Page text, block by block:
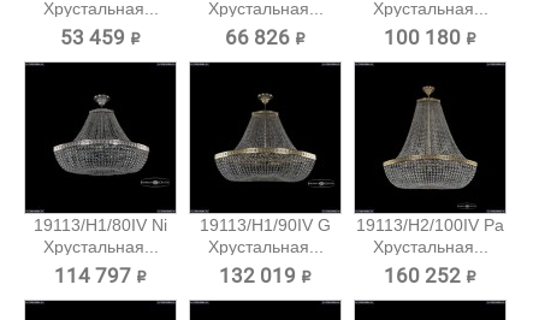
Хрустальная...
53 459 ₽
Хрустальная...
66 826 ₽
Хрустальная...
100 180 ₽
19113/H1/80IV Ni
Хрустальная...
114 797 ₽
19113/H1/90IV G
Хрустальная...
132 019 ₽
19113/H2/100IV Pa
Хрустальная...
160 252 ₽